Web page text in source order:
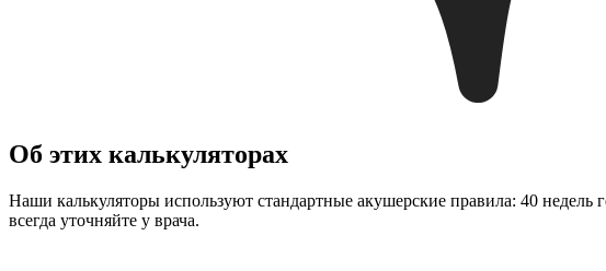
Об этих калькуляторах
Наши калькуляторы используют стандартные акушерские правила: 40
всегда уточняйте у врача.